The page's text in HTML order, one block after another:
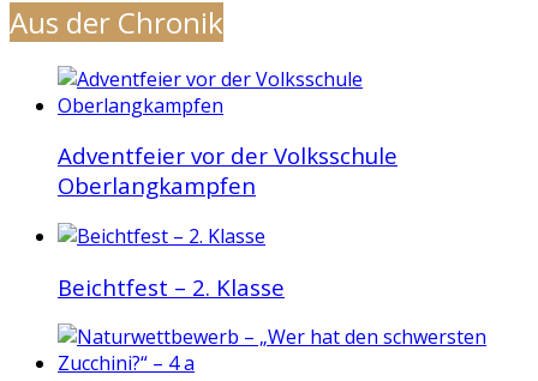
Aus der Chronik
Adventfeier vor der Volksschule
Oberlangkampfen
Beichtfest – 2. Klasse